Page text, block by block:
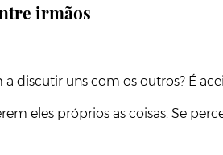
irmãos
uns com os outros? É
eles próprios as coisas. Se